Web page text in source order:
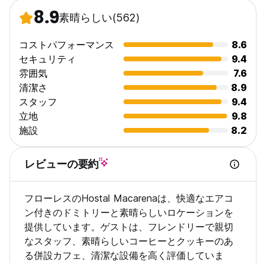
い。）
フロントの営業時間は6:00～22:00です。この時間以降に到着予
定の場合は、スムーズにご案内できるよう事前にお知らせくださ
い。
障がいに関連する特別なご要望があるお客様は、到着日前にホス
テル管理者までご連絡ください。
ペットは共用エリアでは許可されていますが、客室内への同伴は
できません。
8.9素晴らしい(562)
コストパフォーマンス
8.6
セキュリティ
9.4
雰囲気
7.6
清潔さ
8.9
スタッフ
9.4
立地
9.8
施設
8.2
レビューの要約
フローレスのHostal Macarenaは、快適なエアコ
ン付きのドミトリーと素晴らしいロケーションを
提供しています。ゲストは、フレンドリーで親切
なスタッフ、素晴らしいコーヒーとクッキーのあ
る併設カフェ、清潔な設備を高く評価していま